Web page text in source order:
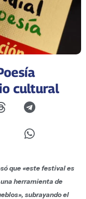
cultural
que «este festival es
herramienta de
subrayando el